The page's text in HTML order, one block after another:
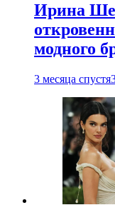
Ирина
модного
3 месяца спустя